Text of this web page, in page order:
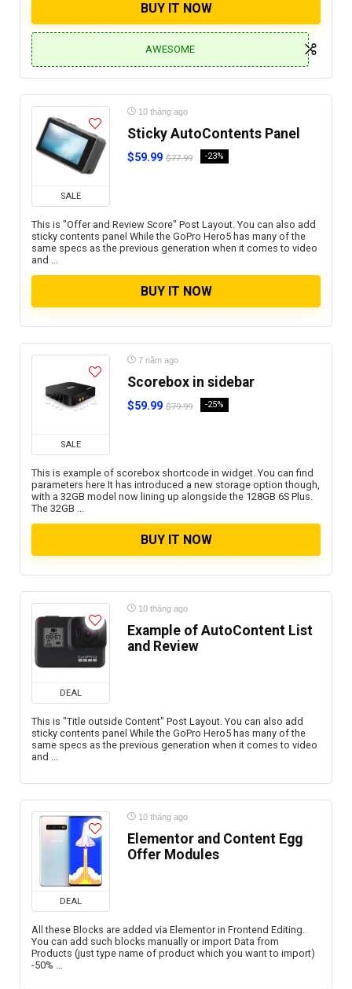
BUY IT NOW
AWESOME
SALE
10 tháng ago
Sticky AutoContents Panel
$59.99 $77.99 -23%
This is "Offer and Review Score" Post Layout. You can also add
sticky contents panel While the GoPro Hero5 has many of the
same specs as the previous generation when it comes to video
and ...
BUY IT NOW
SALE
7 năm ago
Scorebox in sidebar
$59.99 $79.99 -25%
This is example of scorebox shortcode in widget. You can find
parameters here It has introduced a new storage option though,
with a 32GB model now lining up alongside the 128GB 6S Plus.
The 32GB ...
BUY IT NOW
DEAL
10 tháng ago
Example of AutoContent List
and Review
This is "Title outside Content" Post Layout. You can also add
sticky contents panel While the GoPro Hero5 has many of the
same specs as the previous generation when it comes to video
and ...
DEAL
10 tháng ago
Elementor and Content Egg
Offer Modules
All these Blocks are added via Elementor in Frontend Editing.
You can add such blocks manually or import Data from
Products (just type name of product which you want to import)
-50% ...